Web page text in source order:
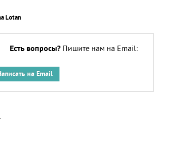
Lotan
Есть вопросы? Пишите нам на Email:
на Email